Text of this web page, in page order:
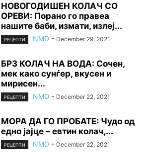
НОВОГОДИШЕН КОЛАЧ СО
ОРЕВИ: Порано го правеа
нашите баби, измати, излеј...
РЕЦЕПТИ NMD - December 29, 2021
БРЗ КОЛАЧ НА ВОДА: Сочен,
мек како сунѓер, вкусен и
мирисен...
РЕЦЕПТИ NMD - December 22, 2021
МОРА ДА ГО ПРОБАТЕ: Чудо од
едно јајце – евтин колач,...
РЕЦЕПТИ NMD - December 22, 2021